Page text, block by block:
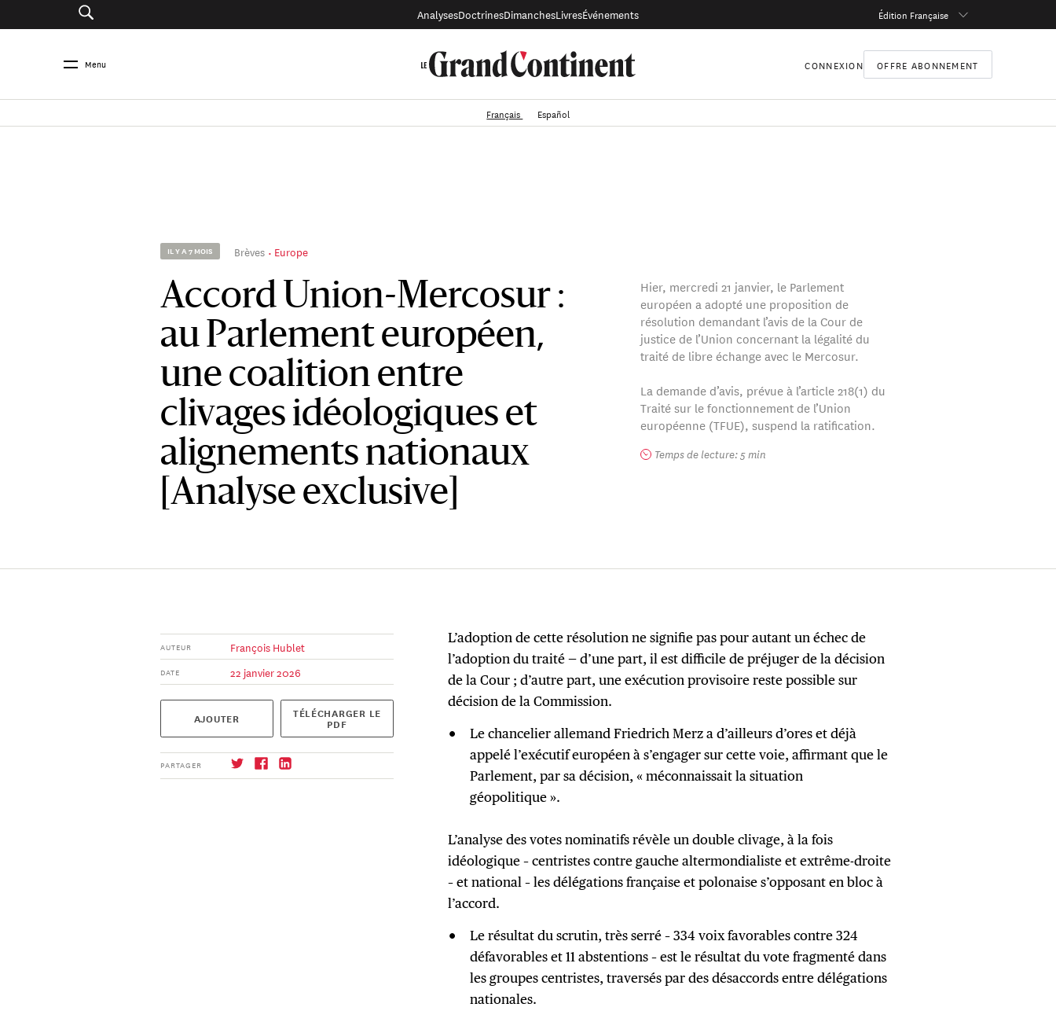
AnalysesDoctrinesDimanchesLivresÉvénements Édition Française
Menu CONNEXION OFFRE ABONNEMENT
Français Español
IL Y A 7 MOIS Brèves Europe
Accord Union-Mercosur :
au Parlement européen,
une coalition entre
clivages idéologiques et
alignements nationaux
[Analyse exclusive]
Hier, mercredi 21 janvier, le Parlement
européen a adopté une proposition de
résolution demandant l’avis de la Cour de
justice de l’Union concernant la légalité du
traité de libre échange avec le Mercosur.
La demande d’avis, prévue à l’article 218(1) du
Traité sur le fonctionnement de l’Union
européenne (TFUE), suspend la ratification.
Temps de lecture: 5 min
AUTEUR François Hublet
DATE 22 janvier 2026
AJOUTER TÉLÉCHARGER LE
PDF
PARTAGER
L’adoption de cette résolution ne signifie pas pour autant un échec de
l’adoption du traité — d’une part, il est difficile de préjuger de la décision
de la Cour ; d’autre part, une exécution provisoire reste possible sur
décision de la Commission.
Le chancelier allemand Friedrich Merz a d’ailleurs d’ores et déjà
appelé l’exécutif européen à s’engager sur cette voie, affirmant que le
Parlement, par sa décision, « méconnaissait la situation
géopolitique ».
L’analyse des votes nominatifs révèle un double clivage, à la fois
idéologique – centristes contre gauche altermondialiste et extrême-droite
– et national – les délégations française et polonaise s’opposant en bloc à
l’accord.
Le résultat du scrutin, très serré – 334 voix favorables contre 324
défavorables et 11 abstentions – est le résultat du vote fragmenté dans
les groupes centristes, traversés par des désaccords entre délégations
nationales.